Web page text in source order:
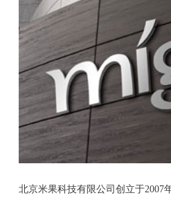
北京米果科技有限公司创立于2007